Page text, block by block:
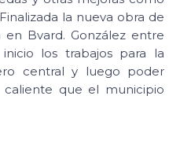
la nueva obra de
Bvard. González entre
los trabajos para la
central y luego poder
que el municipio